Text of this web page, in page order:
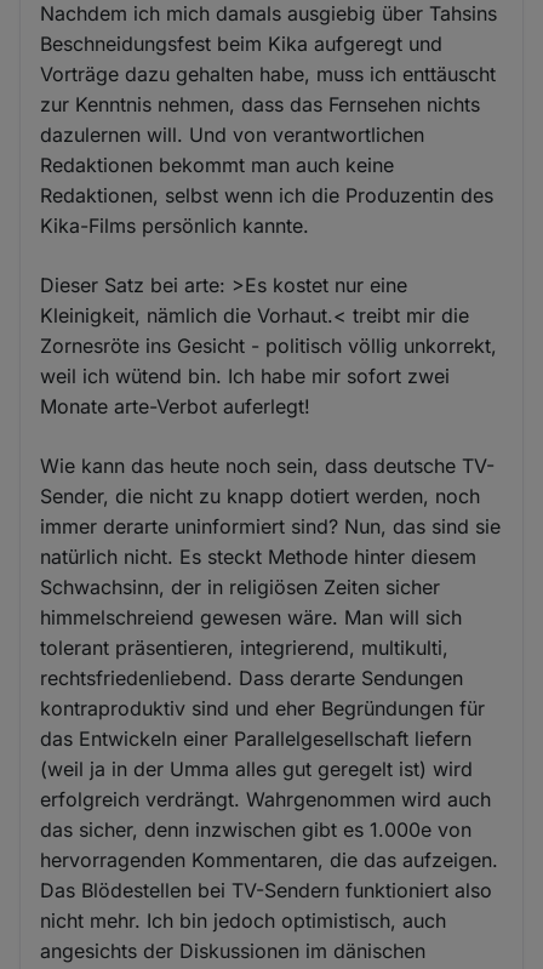
Nachdem ich mich damals ausgiebig über Tahsins
Beschneidungsfest beim Kika aufgeregt und
Vorträge dazu gehalten habe, muss ich enttäuscht
zur Kenntnis nehmen, dass das Fernsehen nichts
dazulernen will. Und von verantwortlichen
Redaktionen bekommt man auch keine
Redaktionen, selbst wenn ich die Produzentin des
Kika-Films persönlich kannte.
Dieser Satz bei arte: >Es kostet nur eine
Kleinigkeit, nämlich die Vorhaut.< treibt mir die
Zornesröte ins Gesicht - politisch völlig unkorrekt,
weil ich wütend bin. Ich habe mir sofort zwei
Monate arte-Verbot auferlegt!
Wie kann das heute noch sein, dass deutsche TV-
Sender, die nicht zu knapp dotiert werden, noch
immer derarte uninformiert sind? Nun, das sind sie
natürlich nicht. Es steckt Methode hinter diesem
Schwachsinn, der in religiösen Zeiten sicher
himmelschreiend gewesen wäre. Man will sich
tolerant präsentieren, integrierend, multikulti,
rechtsfriedenliebend. Dass derarte Sendungen
kontraproduktiv sind und eher Begründungen für
das Entwickeln einer Parallelgesellschaft liefern
(weil ja in der Umma alles gut geregelt ist) wird
erfolgreich verdrängt. Wahrgenommen wird auch
das sicher, denn inzwischen gibt es 1.000e von
hervorragenden Kommentaren, die das aufzeigen.
Das Blödestellen bei TV-Sendern funktioniert also
nicht mehr. Ich bin jedoch optimistisch, auch
angesichts der Diskussionen im dänischen